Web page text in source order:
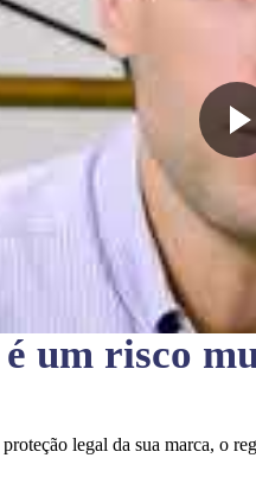
é um risco
legal da sua marca, o